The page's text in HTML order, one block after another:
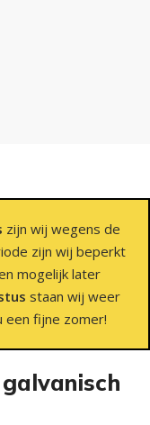
zijn wij wegens de
zijn wij beperkt
mogelijk later
staan wij weer
een fijne zomer!